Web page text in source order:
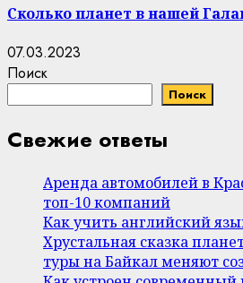
Сколько планет в нашей
07.03.2023
Поиск
Поиск
Свежие ответы
Аренда автомобилей в
топ-10 компаний
Как учить английский
Хрустальная сказка
туры на Байкал меняют